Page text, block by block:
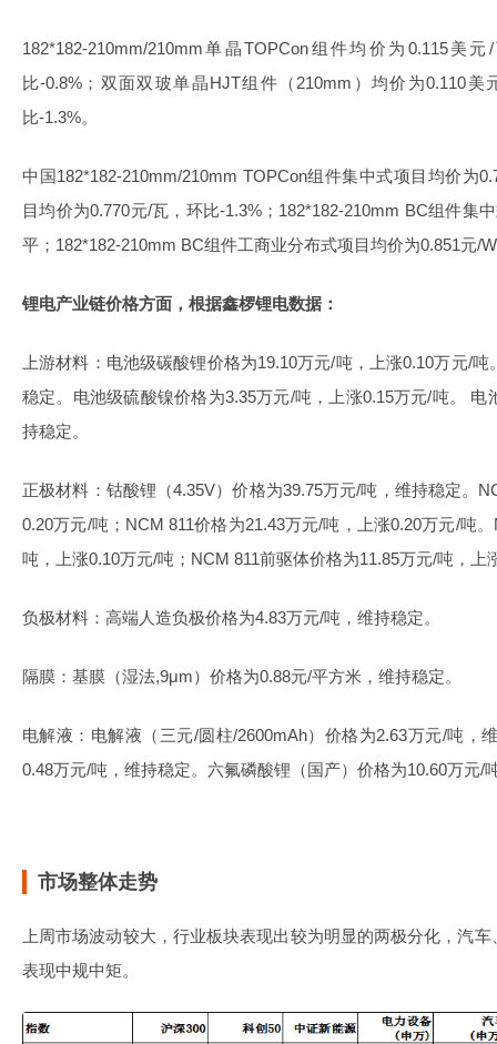
182*182-210mm/210mm单晶TOPCon组件均价为0.115美
比-0.8%；双面双玻单晶HJT组件（210mm）均价为0.110
比-1.3%。
中国182*182-210mm/210mm TOPCon组件集中式项目均价为
目均价为0.770元/瓦，环比-1.3%；182*182-210mm BC组件集
平；182*182-210mm BC组件工商业分布式项目均价为0.851元/
锂电产业链价格方面，根据鑫椤锂电数据：
上游材料：电池级碳酸锂价格为19.10万元/吨，上涨0.10万元/
稳定。电池级硫酸镍价格为3.35万元/吨，上涨0.15万元/吨。 电
持稳定。
正极材料：钴酸锂（4.35V）价格为39.75万元/吨，维持稳定。
0.20万元/吨；NCM 811价格为21.43万元/吨，上涨0.20万元/吨
吨，上涨0.10万元/吨；NCM 811前驱体价格为11.85万元/吨，上
负极材料：高端人造负极价格为4.83万元/吨，维持稳定。
隔膜：基膜（湿法,9μm）价格为0.88元/平方米，维持稳定。
电解液：电解液（三元/圆柱/2600mAh）价格为2.63万元/吨，
0.48万元/吨，维持稳定。六氟磷酸锂（国产）价格为10.60万元/
市场整体走势
上周市场波动较大，行业板块表现出较为明显的两极分化，汽
表现中规中矩。